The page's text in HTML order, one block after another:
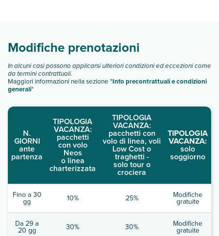
Modifiche prenotazioni
In alcuni casi possono applicarsi ulteriori condizioni ed eccezioni come
da termini contrattuali.
Maggiori informazioni nella sezione "Info precontrattuali e condizioni
generali"
N.
GIORNI
ante
partenza
TIPOLOGIA
VACANZA:
pacchetti
con volo
Neos
o linea
charterizzata
TIPOLOGIA
VACANZA:
pacchetti con
volo di linea, voli
Low Cost o
traghetti -
solo tour o
crociera
TIPOLOGIA
VACANZA:
solo
soggiorno
Fino a 30
gg 10% 25% Modifiche
gratuite
Da 29 a
20 gg 30% 30% Modifiche
gratuite